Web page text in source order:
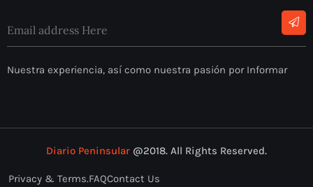
Nuestra experiencia, así como nuestra pasión por Informar
Diario Peninsular @2018. All Rights Reserved.
Privacy & Terms.FAQContact Us